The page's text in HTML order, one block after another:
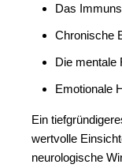
Das
Chronische
Die mentale
Emotionale
Ein
wertvolle
neurologische